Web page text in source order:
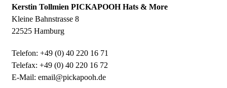
Kerstin Tollmien PICKAPOOH Hats & More
Kleine Bahnstrasse 8
22525 Hamburg
Telefon: +49 (0) 40 220 16 71
Telefax: +49 (0) 40 220 16 72
E-Mail: email@pickapooh.de